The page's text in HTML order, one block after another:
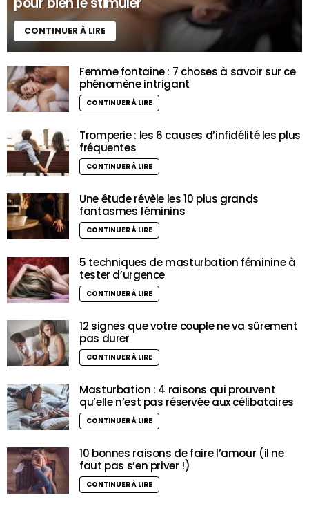
CONTINUER À LIRE
Femme fontaine : 7 choses à savoir sur ce
phénomène intrigant
CONTINUER À LIRE
Tromperie : les 6 causes d’infidélité les plus
fréquentes
CONTINUER À LIRE
Une étude révèle les 10 plus grands
fantasmes féminins
CONTINUER À LIRE
5 techniques de masturbation féminine à
tester d’urgence
CONTINUER À LIRE
12 signes que votre couple ne va sûrement
pas durer
CONTINUER À LIRE
Masturbation : 4 raisons qui prouvent
qu’elle n’est pas réservée aux célibataires
CONTINUER À LIRE
10 bonnes raisons de faire l’amour (il ne
faut pas s’en priver !)
CONTINUER À LIRE